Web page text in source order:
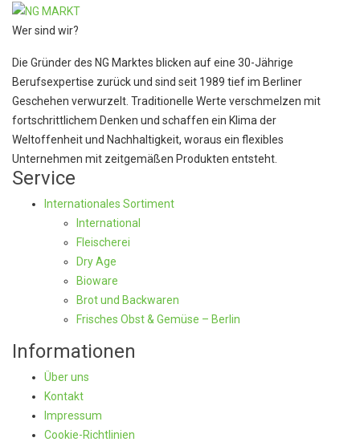
Wer sind wir?
Die Gründer des NG Marktes blicken auf eine 30-Jährige
Berufsexpertise zurück und sind seit 1989 tief im Berliner
Geschehen verwurzelt. Traditionelle Werte verschmelzen mit
fortschrittlichem Denken und schaffen ein Klima der
Weltoffenheit und Nachhaltigkeit, woraus ein flexibles
Unternehmen mit zeitgemäßen Produkten entsteht.
Service
Internationales Sortiment
International
Fleischerei
Dry Age
Bioware
Brot und Backwaren
Frisches Obst & Gemüse – Berlin
Informationen
Über uns
Kontakt
Impressum
Cookie-Richtlinien